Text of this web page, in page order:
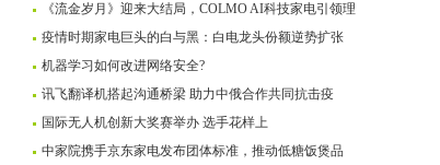
《流金岁月》迎来大结局，COLMO AI科技家电引领理
疫情时期家电巨头的白与黑：白电龙头份额逆势扩张
机器学习如何改进网络安全?
讯飞翻译机搭起沟通桥梁 助力中俄合作共同抗击疫
国际无人机创新大奖赛举办 选手花样上
中家院携手京东家电发布团体标准，推动低糖饭煲品